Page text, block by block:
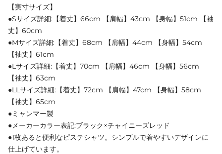
【実寸サイズ】
●Sサイズ詳細:【着丈】66cm 【肩幅】43cm 【身幅】51cm 【袖
丈】60cm
●Mサイズ詳細:【着丈】68cm 【肩幅】44cm 【身幅】54cm
【袖丈】61cm
●Lサイズ詳細:【着丈】70cm 【肩幅】46cm 【身幅】56cm
【袖丈】63cm
●LLサイズ詳細:【着丈】72cm 【肩幅】47cm 【身幅】58cm
【袖丈】65cm
●ミャンマー製
●メーカーカラー表記:ブラック×チャイニーズレッド
●1枚あると便利なピステシャツ。シンプルで着やすいデザインに
仕上げています。